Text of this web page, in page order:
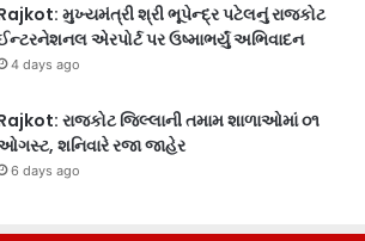
મુખ્યમંત્રી શ્રી ભૂપેન્દ્ર પટેલનું રાજકોટ
એરપોર્ટ પર ઉષ્માભર્યું અભિવાદન
4 days ago
રાજકોટ જિલ્લાની તમામ શાળાઓમાં ૦૧
શનિવારે રજા જાહેર
6 days ago